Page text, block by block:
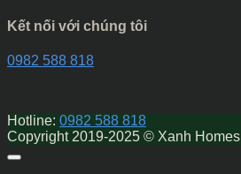
Kết nối với chúng tôi
0982 588 818
Hotline: 0982 588 818
Copyright 2019-2025 © Xanh Homes